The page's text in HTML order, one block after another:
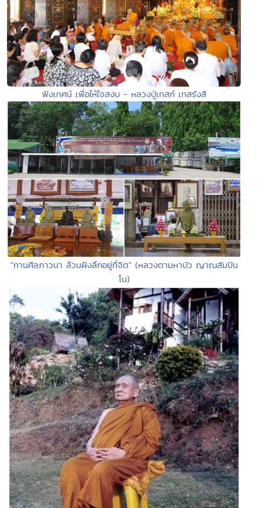
ฟังเทศน์ เพื่อให้ใจสงบ - หลวงปู่เทสก์ เทสรังสี
"ทานศีลภาวนา ล้วนฝังลึกอยู่ที่จิต" (หลวงตามหาบัว ญาณสัมปัน
โน)